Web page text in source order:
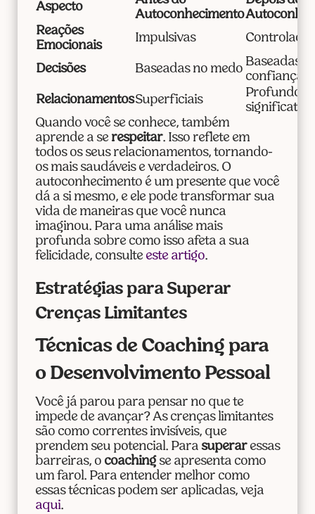
Aspecto
Autoconhecimento
Reações
Emocionais
Impulsivas Controladas
Decisões Baseadas no medo
Baseadas
confiança
RelacionamentosSuperficiais
Profundos e
Quando você se conhece, também
aprende a se respeitar. Isso reflete em
todos os seus relacionamentos, tornando-
os mais saudáveis e verdadeiros. O
autoconhecimento é um presente que você
dá a si mesmo, e ele pode transformar sua
vida de maneiras que você nunca
imaginou. Para uma análise mais
profunda sobre como isso afeta a sua
felicidade, consulte este artigo.
Estratégias para Superar
Crenças Limitantes
Técnicas de Coaching para
o Desenvolvimento Pessoal
Você já parou para pensar no que te
impede de avançar? As crenças limitantes
são como correntes invisíveis, que
prendem seu potencial. Para superaressas
barreiras, o coachingse apresenta como
um farol. Para entender melhor como
essas técnicas podem ser aplicadas, veja
aqui.